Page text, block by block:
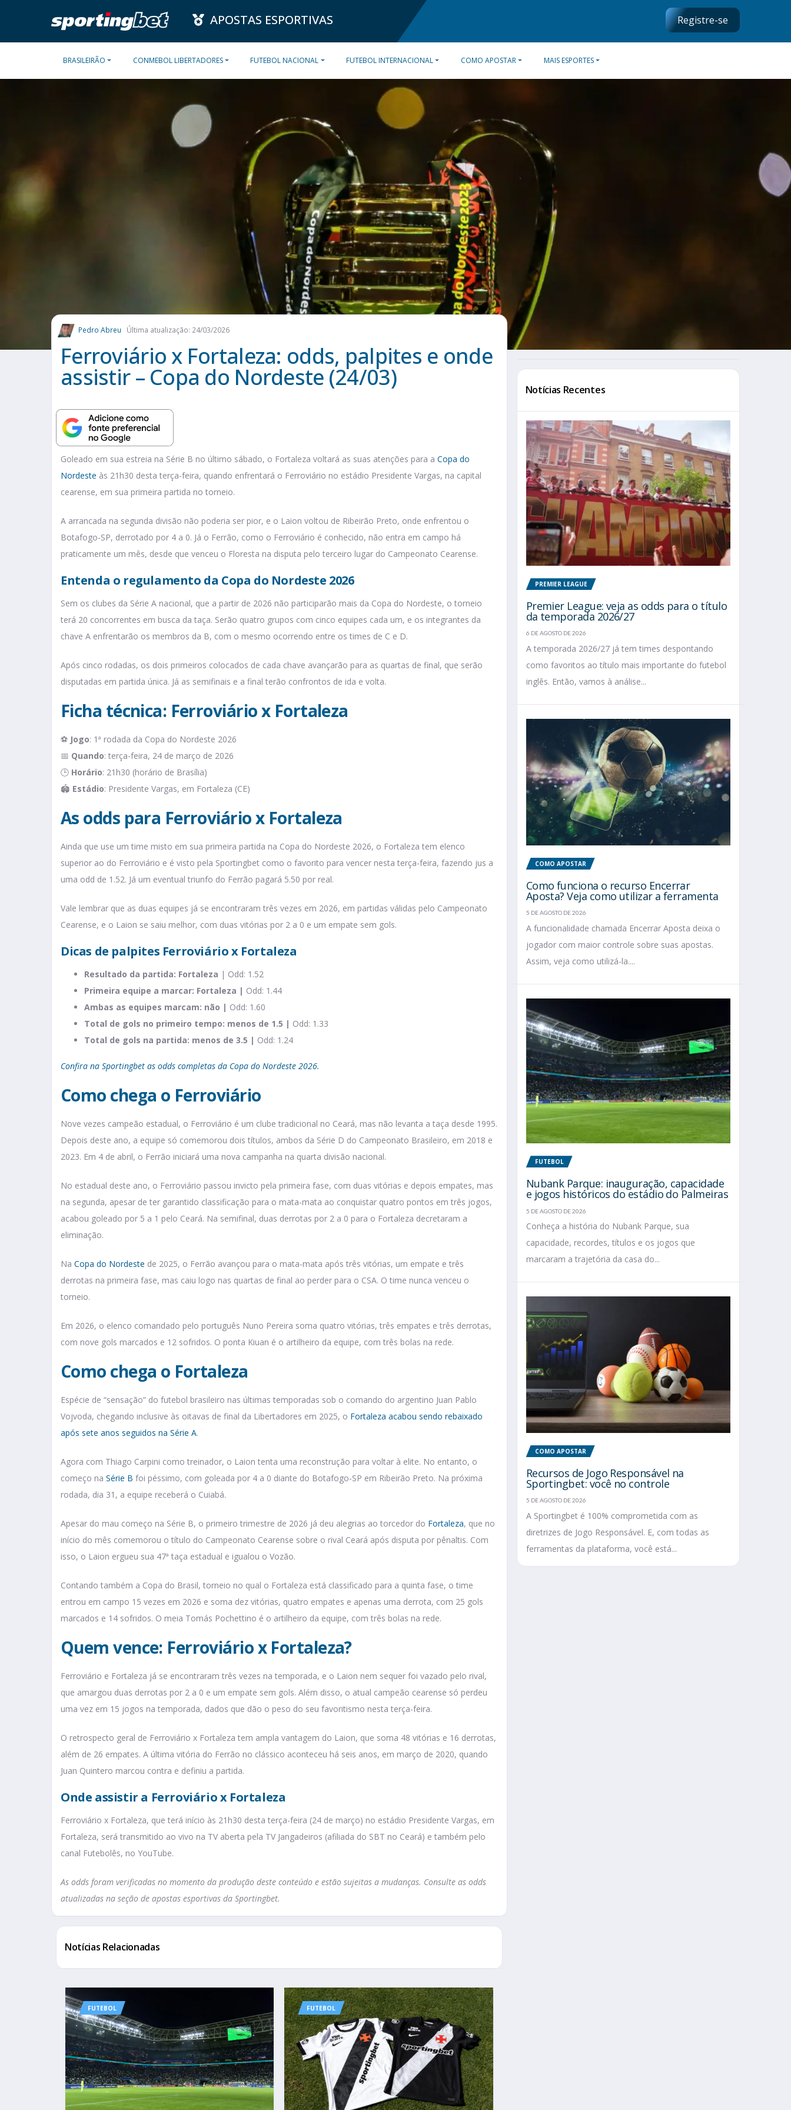
APOSTAS ESPORTIVAS Registre-se
BRASILEIRÃO CONMEBOL LIBERTADORES FUTEBOL NACIONAL FUTEBOL INTERNACIONAL COMO APOSTAR MAIS ESPORTES
Pedro Abreu Última atualização: 24/03/2026
Ferroviário x Fortaleza: odds, palpites e onde
assistir – Copa do Nordeste (24/03)
Goleado em sua estreia na Série B no último sábado, o Fortaleza voltará as suas atenções para a Copa do
Nordeste às 21h30 desta terça-feira, quando enfrentará o Ferroviário no estádio Presidente Vargas, na capital
cearense, em sua primeira partida no torneio.
A arrancada na segunda divisão não poderia ser pior, e o Laion voltou de Ribeirão Preto, onde enfrentou o
Botafogo-SP, derrotado por 4 a 0. Já o Ferrão, como o Ferroviário é conhecido, não entra em campo há
praticamente um mês, desde que venceu o Floresta na disputa pelo terceiro lugar do Campeonato Cearense.
Entenda o regulamento da Copa do Nordeste 2026
Sem os clubes da Série A nacional, que a partir de 2026 não participarão mais da Copa do Nordeste, o torneio
terá 20 concorrentes em busca da taça. Serão quatro grupos com cinco equipes cada um, e os integrantes da
chave A enfrentarão os membros da B, com o mesmo ocorrendo entre os times de C e D.
Após cinco rodadas, os dois primeiros colocados de cada chave avançarão para as quartas de final, que serão
disputadas em partida única. Já as semifinais e a final terão confrontos de ida e volta.
Ficha técnica: Ferroviário x Fortaleza
⚽ Jogo: 1ª rodada da Copa do Nordeste 2026
📅 Quando: terça-feira, 24 de março de 2026
🕒 Horário: 21h30 (horário de Brasília)
🏟️ Estádio: Presidente Vargas, em Fortaleza (CE)
As odds para Ferroviário x Fortaleza
Ainda que use um time misto em sua primeira partida na Copa do Nordeste 2026, o Fortaleza tem elenco
superior ao do Ferroviário e é visto pela Sportingbet como o favorito para vencer nesta terça-feira, fazendo jus a
uma odd de 1.52. Já um eventual triunfo do Ferrão pagará 5.50 por real.
Vale lembrar que as duas equipes já se encontraram três vezes em 2026, em partidas válidas pelo Campeonato
Cearense, e o Laion se saiu melhor, com duas vitórias por 2 a 0 e um empate sem gols.
Dicas de palpites Ferroviário x Fortaleza
Resultado da partida: Fortaleza | Odd: 1.52
Primeira equipe a marcar: Fortaleza | Odd: 1.44
Ambas as equipes marcam: não | Odd: 1.60
Total de gols no primeiro tempo: menos de 1.5 | Odd: 1.33
Total de gols na partida: menos de 3.5 | Odd: 1.24
Confira na Sportingbet as odds completas da Copa do Nordeste 2026.
Como chega o Ferroviário
Nove vezes campeão estadual, o Ferroviário é um clube tradicional no Ceará, mas não levanta a taça desde 1995.
Depois deste ano, a equipe só comemorou dois títulos, ambos da Série D do Campeonato Brasileiro, em 2018 e
2023. Em 4 de abril, o Ferrão iniciará uma nova campanha na quarta divisão nacional.
No estadual deste ano, o Ferroviário passou invicto pela primeira fase, com duas vitórias e depois empates, mas
na segunda, apesar de ter garantido classificação para o mata-mata ao conquistar quatro pontos em três jogos,
acabou goleado por 5 a 1 pelo Ceará. Na semifinal, duas derrotas por 2 a 0 para o Fortaleza decretaram a
eliminação.
Na Copa do Nordeste de 2025, o Ferrão avançou para o mata-mata após três vitórias, um empate e três
derrotas na primeira fase, mas caiu logo nas quartas de final ao perder para o CSA. O time nunca venceu o
torneio.
Em 2026, o elenco comandado pelo português Nuno Pereira soma quatro vitórias, três empates e três derrotas,
com nove gols marcados e 12 sofridos. O ponta Kiuan é o artilheiro da equipe, com três bolas na rede.
Como chega o Fortaleza
Espécie de “sensação” do futebol brasileiro nas últimas temporadas sob o comando do argentino Juan Pablo
Vojvoda, chegando inclusive às oitavas de final da Libertadores em 2025, o Fortaleza acabou sendo rebaixado
após sete anos seguidos na Série A.
Agora com Thiago Carpini como treinador, o Laion tenta uma reconstrução para voltar à elite. No entanto, o
começo na Série B foi péssimo, com goleada por 4 a 0 diante do Botafogo-SP em Ribeirão Preto. Na próxima
rodada, dia 31, a equipe receberá o Cuiabá.
Apesar do mau começo na Série B, o primeiro trimestre de 2026 já deu alegrias ao torcedor do Fortaleza, que no
início do mês comemorou o título do Campeonato Cearense sobre o rival Ceará após disputa por pênaltis. Com
isso, o Laion ergueu sua 47ª taça estadual e igualou o Vozão.
Contando também a Copa do Brasil, torneio no qual o Fortaleza está classificado para a quinta fase, o time
entrou em campo 15 vezes em 2026 e soma dez vitórias, quatro empates e apenas uma derrota, com 25 gols
marcados e 14 sofridos. O meia Tomás Pochettino é o artilheiro da equipe, com três bolas na rede.
Quem vence: Ferroviário x Fortaleza?
Ferroviário e Fortaleza já se encontraram três vezes na temporada, e o Laion nem sequer foi vazado pelo rival,
que amargou duas derrotas por 2 a 0 e um empate sem gols. Além disso, o atual campeão cearense só perdeu
uma vez em 15 jogos na temporada, dados que dão o peso do seu favoritismo nesta terça-feira.
O retrospecto geral de Ferroviário x Fortaleza tem ampla vantagem do Laion, que soma 48 vitórias e 16 derrotas,
além de 26 empates. A última vitória do Ferrão no clássico aconteceu há seis anos, em março de 2020, quando
Juan Quintero marcou contra e definiu a partida.
Onde assistir a Ferroviário x Fortaleza
Ferroviário x Fortaleza, que terá início às 21h30 desta terça-feira (24 de março) no estádio Presidente Vargas, em
Fortaleza, será transmitido ao vivo na TV aberta pela TV Jangadeiros (afiliada do SBT no Ceará) e também pelo
canal Futebolês, no YouTube.
As odds foram verificadas no momento da produção deste conteúdo e estão sujeitas a mudanças. Consulte as odds
atualizadas na seção de apostas esportivas da Sportingbet.
Notícias Relacionadas
FUTEBOL FUTEBOL
Notícias Recentes
PREMIER LEAGUE
Premier League: veja as odds para o título
da temporada 2026/27
6 DE AGOSTO DE 2026
A temporada 2026/27 já tem times despontando
como favoritos ao título mais importante do futebol
inglês. Então, vamos à análise...
COMO APOSTAR
Como funciona o recurso Encerrar
Aposta? Veja como utilizar a ferramenta
5 DE AGOSTO DE 2026
A funcionalidade chamada Encerrar Aposta deixa o
jogador com maior controle sobre suas apostas.
Assim, veja como utilizá-la....
FUTEBOL
Nubank Parque: inauguração, capacidade
e jogos históricos do estádio do Palmeiras
5 DE AGOSTO DE 2026
Conheça a história do Nubank Parque, sua
capacidade, recordes, títulos e os jogos que
marcaram a trajetória da casa do...
COMO APOSTAR
Recursos de Jogo Responsável na
Sportingbet: você no controle
5 DE AGOSTO DE 2026
A Sportingbet é 100% comprometida com as
diretrizes de Jogo Responsável. E, com todas as
ferramentas da plataforma, você está...